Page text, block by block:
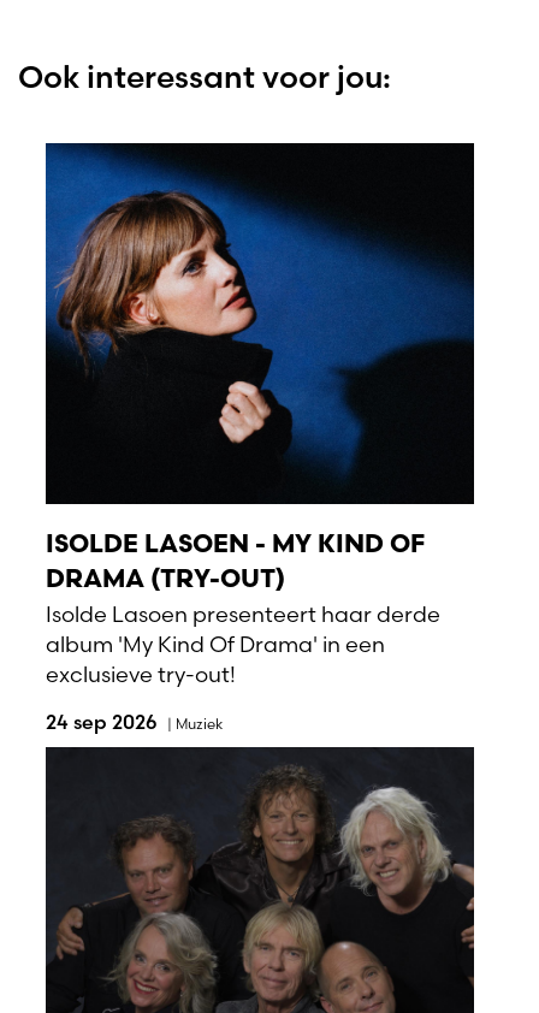
Ook interessant voor jou:
ISOLDE LASOEN - MY KIND OF
DRAMA (TRY-OUT)
Isolde Lasoen presenteert haar derde
album 'My Kind Of Drama' in een
exclusieve try-out!
24 sep 2026 | Muziek